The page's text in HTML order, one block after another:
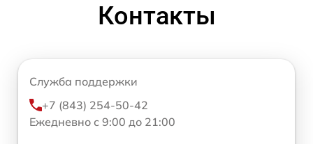
Контакты
Служба поддержки
+7 (843) 254-50-42
Ежедневно с 9:00 до 21:00